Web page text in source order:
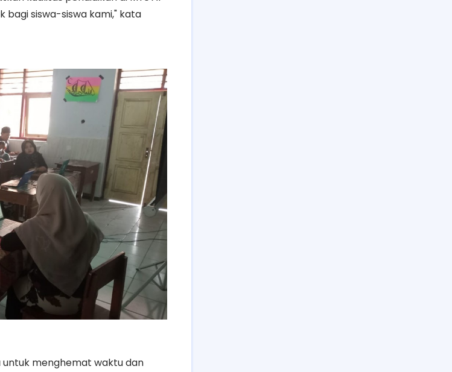
siswa-siswa kami," kata
untuk menghemat waktu dan